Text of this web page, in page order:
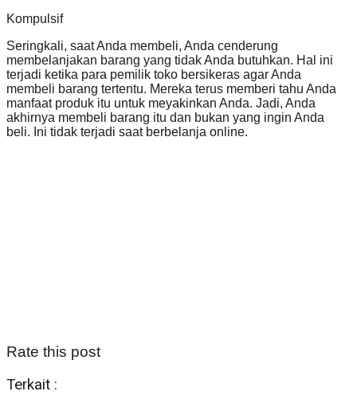
Kompulsif
Seringkali, saat Anda membeli, Anda cenderung
membelanjakan barang yang tidak Anda butuhkan. Hal ini
terjadi ketika para pemilik toko bersikeras agar Anda
membeli barang tertentu. Mereka terus memberi tahu Anda
manfaat produk itu untuk meyakinkan Anda. Jadi, Anda
akhirnya membeli barang itu dan bukan yang ingin Anda
beli. Ini tidak terjadi saat berbelanja online.
Rate this post
Terkait :